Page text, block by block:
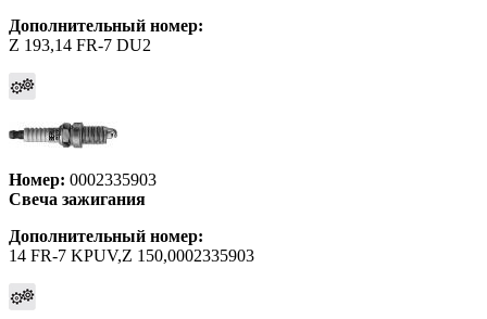
Дополнительный номер:
Z 193,14 FR-7 DU2
Номер: 0002335903
Свеча зажигания
Дополнительный номер:
14 FR-7 KPUV,Z 150,0002335903